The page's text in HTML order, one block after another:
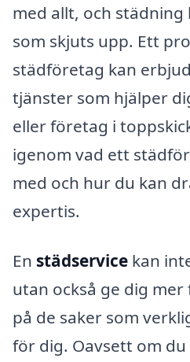
med allt, och
som skjuts upp. Ett
städföretag kan
tjänster som hjälper
eller företag i
igenom vad ett
med och hur du kan
expertis.
En städservice kan
utan också ge dig
på de saker som
för dig. Oavsett om